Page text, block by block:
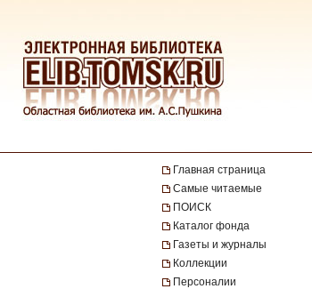
Главная страница
Самые читаемые
ПОИСК
Каталог фонда
Газеты и журналы
Коллекции
Персоналии